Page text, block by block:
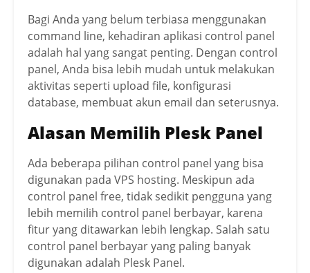
Bagi Anda yang belum terbiasa menggunakan
command line, kehadiran aplikasi control panel
adalah hal yang sangat penting. Dengan control
panel, Anda bisa lebih mudah untuk melakukan
aktivitas seperti upload file, konfigurasi
database, membuat akun email dan seterusnya.
Alasan Memilih Plesk Panel
Ada beberapa pilihan control panel yang bisa
digunakan pada VPS hosting. Meskipun ada
control panel free, tidak sedikit pengguna yang
lebih memilih control panel berbayar, karena
fitur yang ditawarkan lebih lengkap. Salah satu
control panel berbayar yang paling banyak
digunakan adalah Plesk Panel.